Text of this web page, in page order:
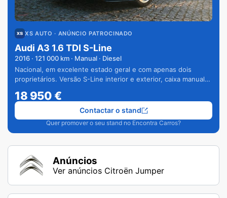
XS AUTO · ANÚNCIO PATROCINADO
Audi A3 1.6 TDI S-Line
2016 · 121 000 km · Manual · Diesel
Nacional, em excelente estado geral e com apenas dois
proprietários. Versão S-Line interior e exterior, caixa manual
18 950€
Quer promover o seu stand no Encontra Carros?
Contactar o stand
Anúncios
Ver anúncios Citroën Jumper